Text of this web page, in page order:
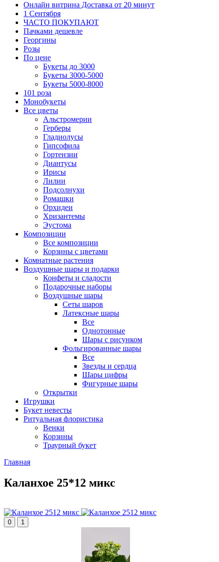
Онлайн витрина Доставка от 20 минут
1 Сентября
ЧАСТО ПОКУПАЮТ
Пачками дешевле
Георгины
Розы
По цене
Букеты до 3000
Букеты 3000-5000
Букеты 5000-8000
101 роза
Монобукеты
Все цветы
Альстромерии
Герберы
Гладиолусы
Гипсофила
Гортензии
Диантусы
Ирисы
Лилии
Подсолнухи
Ромашки
Орхидеи
Хризантемы
Эустома
Композиции
Все композиции
Корзины с цветами
Комнатные растения
Воздушные шары и подарки
Конфеты и сладости
Подарочные наборы
Воздушные шары
Сеты шаров
Латексные шары
Все
Однотонные
Шары с рисунком
Фольгированные шары
Все
Звезды и сердца
Шары цифры
Фигурные шары
Открытки
Игрушки
Букет невесты
Ритуальная флористика
Венки
Корзины
Траурный букет
Главная
Каланхое 25*12 микс
0 1